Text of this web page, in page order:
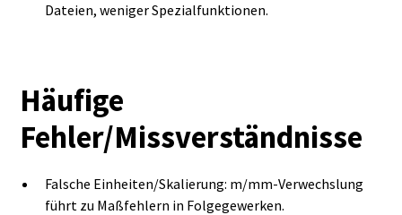
Dateien, weniger Spezialfunktionen.
Häufige
Fehler/Missverständnisse
Falsche Einheiten/Skalierung: m/mm‑Verwechslung
führt zu Maßfehlern in Folgegewerken.